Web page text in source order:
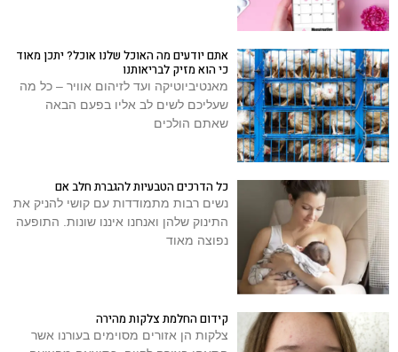
אתם יודעים מה האוכל שלנו אוכל? יתכן מאוד
כי הוא מזיק לבריאותנו
מאנטיביוטיקה ועד לזיהום אוויר – כל מה
שעליכם לשים לב אליו בפעם הבאה
שאתם הולכים
כל הדרכים הטבעיות להגברת חלב אם
נשים רבות מתמודדות עם קושי להניק את
התינוק שלהן ואנחנו איננו שונות. התופעה
נפוצה מאוד
קידום החלמת צלקות מהירה
צלקות הן אזורים מסוימים בעורנו אשר